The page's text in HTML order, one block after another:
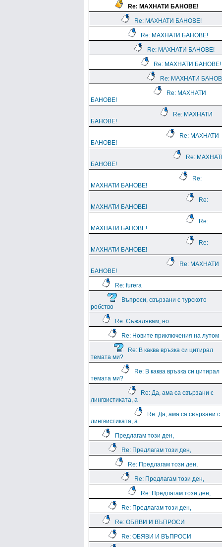
Re: МАХНАТИ БАНОВЕ!
Re: МАХНАТИ БАНОВЕ!
Re: МАХНАТИ БАНОВЕ!
Re: МАХНАТИ БАНОВЕ!
Re: МАХНАТИ БАНОВЕ!
Re: МАХНАТИ
Re: МАХНАТИ
БАНОВЕ!
Re: МАХНАТИ
БАНОВЕ!
Re: МАХНАТИ
БАНОВЕ!
Re:
БАНОВЕ!
Re:
МАХНАТИ БАНОВЕ!
Re:
МАХНАТИ БАНОВЕ!
Re:
МАХНАТИ БАНОВЕ!
Re:
МАХНАТИ БАНОВЕ!
Re: МАХНАТИ
БАНОВЕ!
Re: furera
Въпроси, свързани с турското
робство
Re: Съжалявам, но...
Re: Новите приключения на лутом
Re: В каква връзка си цитирал
темата ми?
Re: В каква връзка си цитирал
темата ми?
Re: Да, ама са свързани с
лингвистиката, а
Re: Да, ама са свързани с
лингвистиката, а
Предлагам този ден,
Re: Предлагам този ден,
Re: Предлагам този ден,
Re: Предлагам този ден,
Re: Предлагам този ден,
Re: Предлагам този ден,
Re: ОБЯВИ И ВЪПРОСИ
Re: ОБЯВИ И ВЪПРОСИ